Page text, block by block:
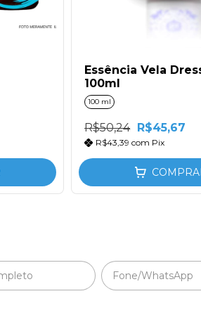
Essência Vela
100ml
100 ml
R$50,24 R$45,67
R$43,39 com Pix